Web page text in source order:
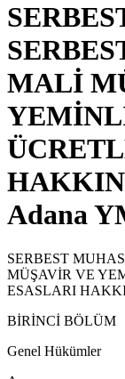
MALİ
Adana
SERBEST
MÜŞAVİR VE
ESASLARI
BİRİNCİ BÖLÜM
Genel Hükümler